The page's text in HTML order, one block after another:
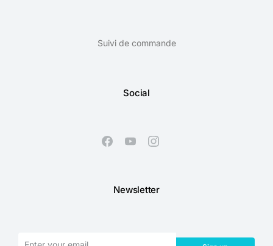
Suivi de commande
Social
Newsletter